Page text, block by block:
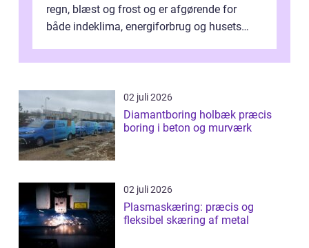
regn, blæst og frost og er afgørende for
både indeklima, energiforbrug og husets
02 juli 2026
Diamantboring holbæk præcis
boring i beton og murværk
02 juli 2026
Plasmaskæring: præcis og
fleksibel skæring af metal